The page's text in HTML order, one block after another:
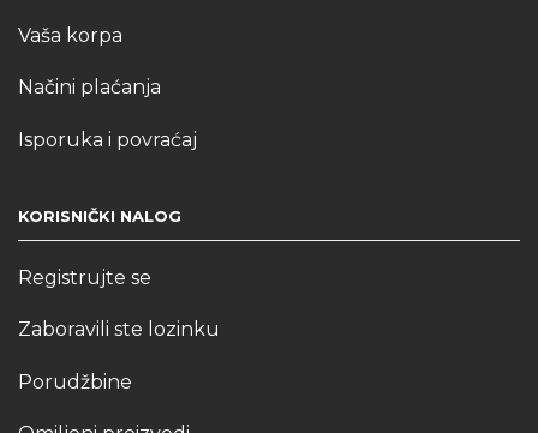
Vaša korpa
Načini plaćanja
Isporuka i povraćaj
KORISNIČKI NALOG
Registrujte se
Zaboravili ste lozinku
Porudžbine